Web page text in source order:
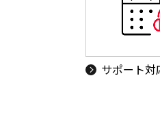
サポート対